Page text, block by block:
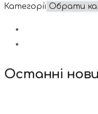
Категорії
Останні